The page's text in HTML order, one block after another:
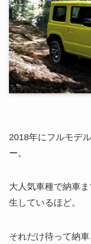
2018年にフルモデ
ー。
大人気車種で納車
生しているほど。
それだけ待って納